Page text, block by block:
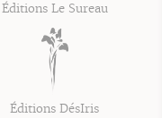
Éditions Le Sureau
Éditions DésIris